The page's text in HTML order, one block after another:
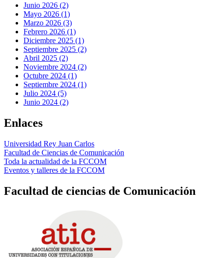
Junio 2026 (2)
Mayo 2026 (1)
Marzo 2026 (3)
Febrero 2026 (1)
Diciembre 2025 (1)
Septiembre 2025 (2)
Abril 2025 (2)
Noviembre 2024 (2)
Octubre 2024 (1)
Septiembre 2024 (1)
Julio 2024 (5)
Junio 2024 (2)
Enlaces
Universidad Rey Juan Carlos
Facultad de Ciencias de Comunicación
Toda la actualidad de la FCCOM
Eventos y talleres de la FCCOM
Facultad de ciencias de Comunicación